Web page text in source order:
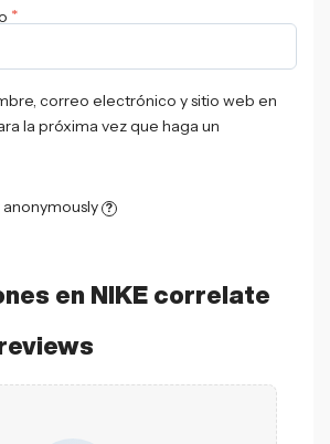
en NIKE correlate
*
correo electrónico y sitio web en
la próxima vez que haga un
?